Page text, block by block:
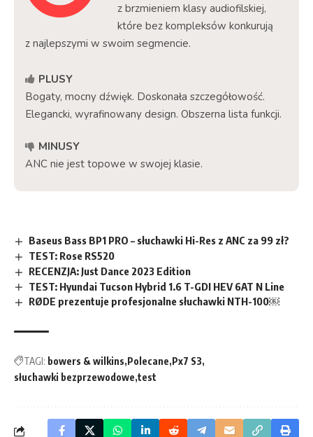
z brzmieniem klasy audiofilskiej,
które bez kompleksów konkurują
z najlepszymi w swoim segmencie.
PLUSY
Bogaty, mocny dźwięk. Doskonała szczegółowość.
Elegancki, wyrafinowany design. Obszerna lista funkcji.
MINUSY
ANC nie jest topowe w swojej klasie.
Baseus Bass BP1 PRO – słuchawki Hi-Res z ANC za 99 zł?
TEST: Rose RS520
RECENZJA: Just Dance 2023 Edition
TEST: Hyundai Tucson Hybrid 1.6 T-GDI HEV 6AT N Line
RØDE prezentuje profesjonalne słuchawki NTH-100￼
TAGI: bowers & wilkins Polecane Px7 S3
słuchawki bezprzewodowe test